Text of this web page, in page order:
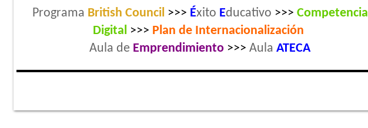
Programa British Council >>> Éxito Educativo >>> Competencia
Digital >>> Plan de Internacionalización
Aula de Emprendimiento >>> Aula ATECA